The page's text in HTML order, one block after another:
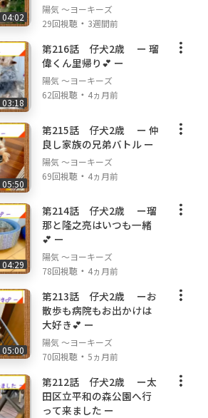
04:02
陽気 ～ヨーキーズ
29回視聴 ・ 3週間前
03:18
第216話 仔犬2歳 ー 瑠
偉くん里帰り💕 ー
陽気 ～ヨーキーズ
62回視聴 ・ 4ヵ月前
05:50
第215話 仔犬2歳 ー 仲
良し家族の兄弟バトル ー
陽気 ～ヨーキーズ
69回視聴 ・ 4ヵ月前
04:29
第214話 仔犬2歳 ー瑠
那と隆之亮はいつも一緒
💕 ー
陽気 ～ヨーキーズ
78回視聴 ・ 4ヵ月前
05:00
第213話 仔犬2歳 ーお
散歩も病院もお出かけは
大好き💕 ー
陽気 ～ヨーキーズ
70回視聴 ・5ヵ月前
第212話 仔犬2歳 ー太
田区立平和の森公園へ行
って来ました ー